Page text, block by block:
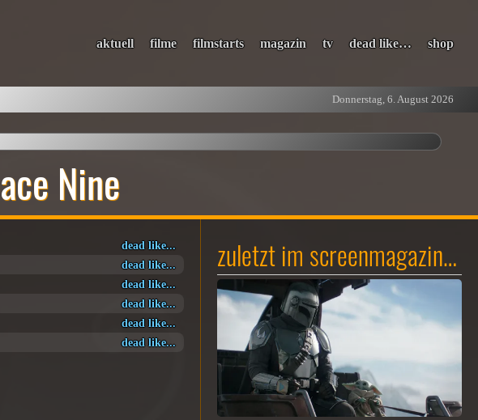
aktuell filme filmstarts magazin tv dead like… shop
Donnerstag, 6. August 2026
Nine
dead like...
dead like...
dead like...
dead like...
dead like...
dead like...
zuletzt im screenmagazin…